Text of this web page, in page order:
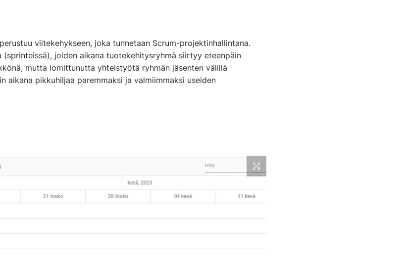
viitekehykseen, joka tunnetaan Scrum-projektinhallintana.
(sprinteissä), joiden aikana tuotekehitysryhmä siirtyy eteenpäin
mutta lomittunutta yhteistyötä ryhmän jäsenten välillä
aikana pikkuhiljaa paremmaksi ja valmiimmaksi useiden